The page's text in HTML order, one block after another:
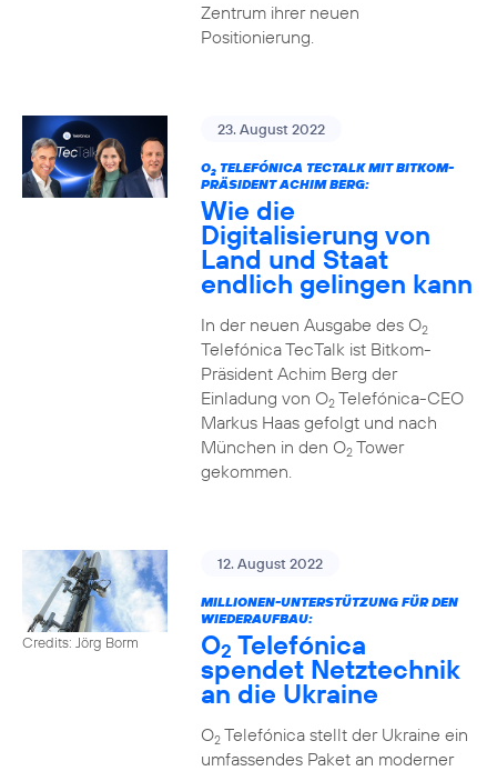
Zentrum ihrer neuen
Positionierung.
23. August 2022
O2TELEFÓNICA TECTALK MIT BITKOM-
PRÄSIDENT ACHIM BERG:
Wie die
Digitalisierung von
Land und Staat
endlich gelingen kann
In der neuen Ausgabe des O2
Telefónica TecTalk ist Bitkom-
Präsident Achim Berg der
Einladung von O2Telefónica-CEO
Markus Haas gefolgt und nach
München in den O2Tower
gekommen.
Credits: Jörg Borm
12. August 2022
MILLIONEN-UNTERSTÜTZUNG FÜR DEN
WIEDERAUFBAU:
O2 Telefónica
spendet Netztechnik
an die Ukraine
O2Telefónica stellt der Ukraine ein
umfassendes Paket an moderner